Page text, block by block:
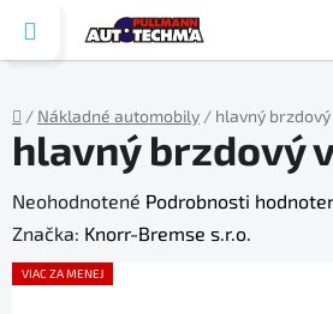
obsah
Domov
/ Nákladné automobily / hlavný
hlavný brzdový
Priemerné
hodnotenie
produktu
Neohodnotené Podrobnosti
Značka: Knorr-Bremse s.r.o.
VIAC ZA MENEJ